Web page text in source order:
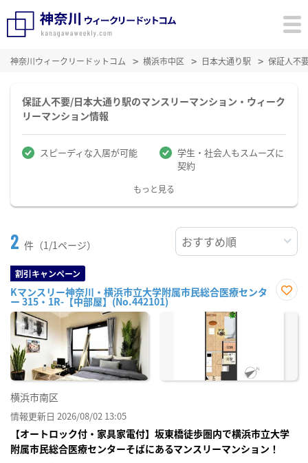
神奈川ウィークリードットコム 横浜市中区 日本大通り駅 保証人不
保証人不要/日本大通り駅のマンスリーマンション・ウィーク
リーマンション情報
スピーディな入居が可能
学生・社会人もスムーズに
契約
もっと見る
2 件（1/1ページ）
割引キャンペーン
Kマンスリー神奈川・横浜市立大学附属市民総合医療センタ
ー 315・1R-【中部屋】(No.442101)
に入
横浜市南区
情報更新日 2026/08/02 13:05
【オートロック付・家具家電付】坂東橋徒歩圏内で横浜市立大学
附属市民総合医療センターそばにあるマンスリーマンション！